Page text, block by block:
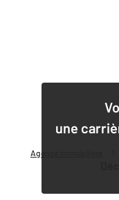
Agence immobilière
une